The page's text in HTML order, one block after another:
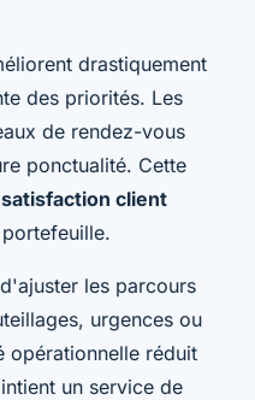
drastiquement
des priorités. Les
de rendez-vous
ponctualité. Cette
satisfaction client
les parcours
urgences ou
opérationnelle réduit
un service de